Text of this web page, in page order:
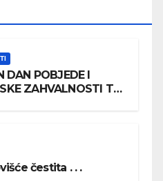
DAN POBJEDE I
ZAHVALNOSTI TE
čestita . . .